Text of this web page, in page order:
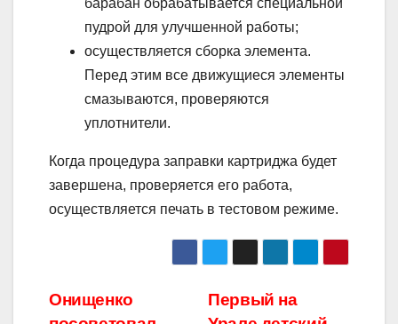
барабан обрабатывается специальной
пудрой для улучшенной работы;
осуществляется сборка элемента.
Перед этим все движущиеся элементы
смазываются, проверяются
уплотнители.
Когда процедура заправки картриджа будет
завершена, проверяется его работа,
осуществляется печать в тестовом режиме.
Навигация
Первый на
Онищенко